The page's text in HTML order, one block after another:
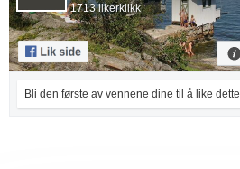
1713 likerklikk
Bli den første av vennene dine til å like dette